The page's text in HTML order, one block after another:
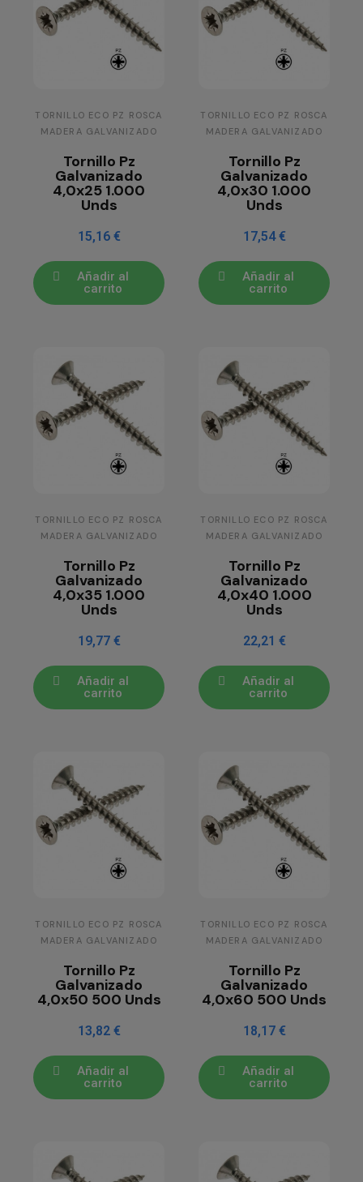
TORNILLO ECO PZ ROSCA
MADERA GALVANIZADO
Tornillo Pz
Galvanizado
4,0x25 1.000
Unds
15,16 €
Añadir al
carrito
TORNILLO ECO PZ ROSCA
MADERA GALVANIZADO
Tornillo Pz
Galvanizado
4,0x30 1.000
Unds
17,54 €
Añadir al
carrito
TORNILLO ECO PZ ROSCA
MADERA GALVANIZADO
Tornillo Pz
Galvanizado
4,0x35 1.000
Unds
19,77 €
Añadir al
carrito
TORNILLO ECO PZ ROSCA
MADERA GALVANIZADO
Tornillo Pz
Galvanizado
4,0x40 1.000
Unds
22,21 €
Añadir al
carrito
TORNILLO ECO PZ ROSCA
MADERA GALVANIZADO
Tornillo Pz
Galvanizado
4,0x50 500 Unds
13,82 €
Añadir al
carrito
TORNILLO ECO PZ ROSCA
MADERA GALVANIZADO
Tornillo Pz
Galvanizado
4,0x60 500 Unds
18,17 €
Añadir al
carrito